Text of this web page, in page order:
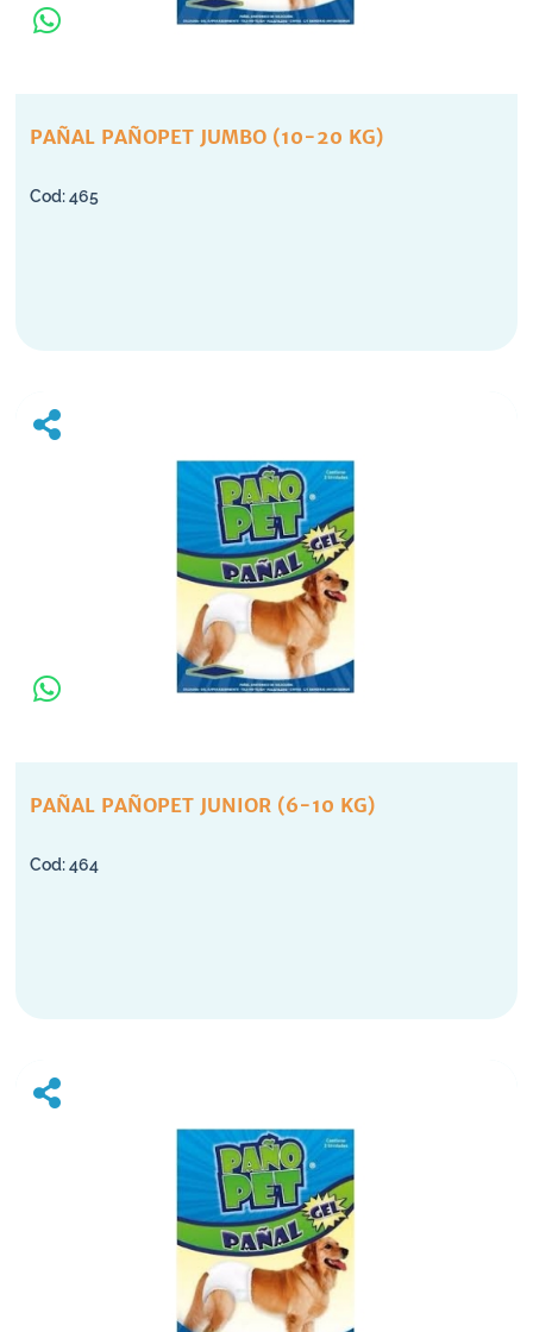
PAÑAL PAÑOPET JUMBO (10-20 KG)
465
PAÑAL PAÑOPET JUNIOR (6-10 KG)
464